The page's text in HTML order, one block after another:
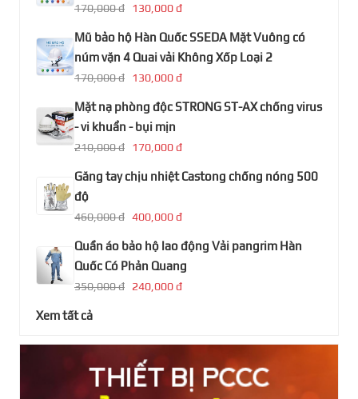
170,000 đ 130,000 đ
Mũ bảo hộ Hàn Quốc SSEDA Mặt Vuông có
núm vặn 4 Quai vải Không Xốp Loại 2
170,000 đ 130,000 đ
Mặt nạ phòng độc STRONG ST-AX chống virus
- vi khuẩn - bụi mịn
210,000 đ 170,000 đ
Găng tay chịu nhiệt Castong chống nóng 500
độ
460,000 đ 400,000 đ
Quần áo bảo hộ lao động Vải pangrim Hàn
Quốc Có Phản Quang
350,000 đ 240,000 đ
Xem tất cả